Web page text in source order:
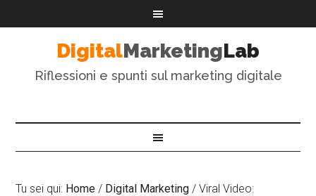
DigitalMarketingLab
Riflessioni e spunti sul marketing digitale
Tu sei qui: Home / Digital Marketing / Viral Video: